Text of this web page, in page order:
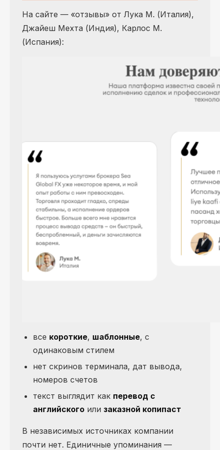
На сайте — «отзывы» от Лука М. (Италия),
Джайеш Мехта (Индия), Карлос М.
(Испания):
все короткие, шаблонные, с
одинаковым стилем
нет скринов терминала, дат вывода,
номеров счетов
текст выглядит как перевод с
английского или заказной копипаст
В независимых источниках компании
почти нет. Единичные упоминания —